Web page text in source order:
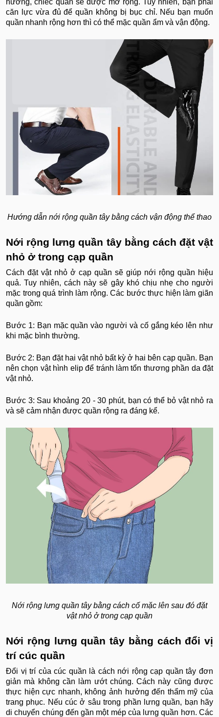
hướng, chiếc quần sẽ được mở rộng. Tuy nhiên, bạn phải
căn lực vừa đủ để quần không bị bục chỉ. Nếu bạn muốn
quần nhanh rộng hơn thì có thể mặc quần ẩm và vận động.
Hướng dẫn nới rộng quần tây bằng cách vận động thể thao
Nới rộng lưng quần tây bằng cách đặt vật
nhỏ ở trong cạp quần
Cách đặt vật nhỏ ở cạp quần sẽ giúp nới rộng quần hiệu
quả. Tuy nhiên, cách này sẽ gây khó chịu nhẹ cho người
mặc trong quá trình làm rộng. Các bước thực hiện làm giãn
quần gồm:
Bước 1: Bạn mặc quần vào người và cố gắng kéo lên như
khi mặc bình thường.
Bước 2: Bạn đặt hai vật nhỏ bất kỳ ở hai bên cạp quần. Bạn
nên chọn vật hình elip để tránh làm tổn thương phần da đặt
vật nhỏ.
Bước 3: Sau khoảng 20 - 30 phút, bạn có thể bỏ vật nhỏ ra
và sẽ cảm nhận được quần rộng ra đáng kể.
Nới rộng lưng quần tây bằng cách cố mặc lên sau đó đặt
vật nhỏ ở trong cạp quần
Nới rộng lưng quần tây bằng cách đổi vị
trí cúc quần
Đổi vị trí của cúc quần là cách nới rộng cạp quần tây đơn
giản mà không cần làm ướt chúng. Cách này cũng được
thực hiện cực nhanh, không ảnh hưởng đến thẩm mỹ của
trang phục. Nếu cúc ở sâu trong phần lưng quần, bạn hãy
di chuyển chúng đến gần một mép của lưng quần hơn. Các